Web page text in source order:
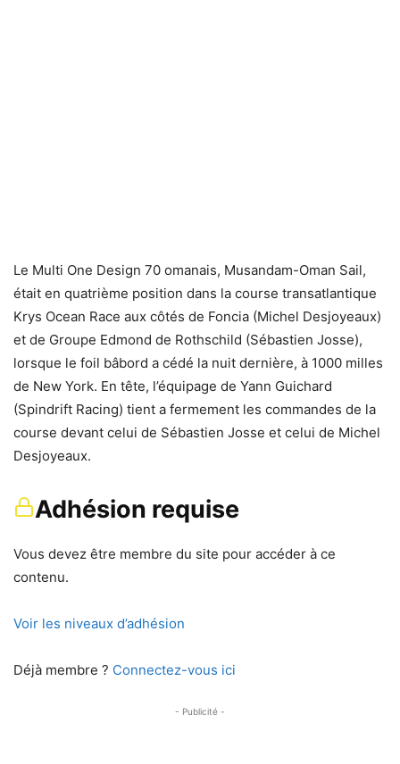
Le Multi One Design 70 omanais, Musandam-Oman Sail,
était en quatrième position dans la course transatlantique
Krys Ocean Race aux côtés de Foncia (Michel Desjoyeaux)
et de Groupe Edmond de Rothschild (Sébastien Josse),
lorsque le foil bâbord a cédé la nuit dernière, à 1000 milles
de New York. En tête, l’équipage de Yann Guichard
(Spindrift Racing) tient a fermement les commandes de la
course devant celui de Sébastien Josse et celui de Michel
Desjoyeaux.
Adhésion requise
Vous devez être membre du site pour accéder à ce
contenu.
Voir les niveaux d’adhésion
Déjà membre ? Connectez-vous ici
- Publicité -